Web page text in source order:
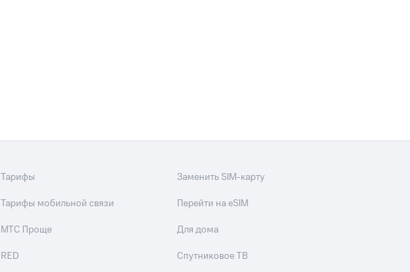
Тарифы
Тарифы мобильной связи
МТС Проще
RED
Заменить SIM-карту
Перейти на eSIM
Для дома
Спутниковое ТВ